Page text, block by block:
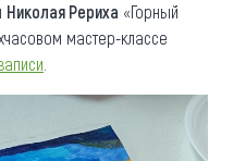
Николая Рериха «Горный
мастер-классе